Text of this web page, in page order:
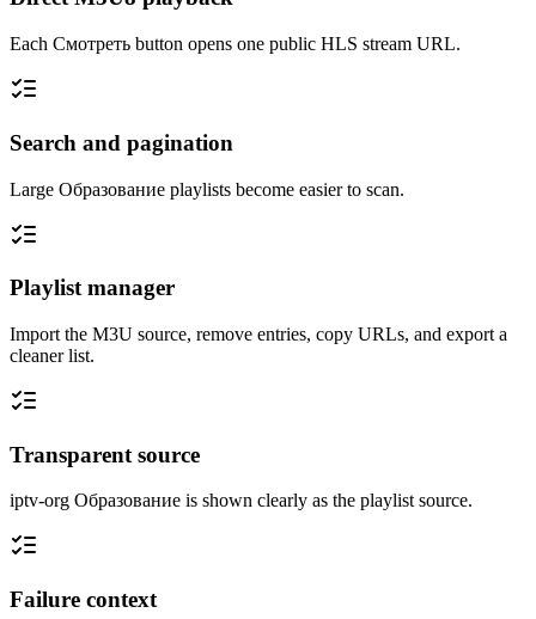
Each Смотреть button opens one public HLS stream URL.
Search and pagination
Large Образование playlists become easier to scan.
Playlist manager
Import the M3U source, remove entries, copy URLs, and export a
cleaner list.
Transparent source
iptv-org Образование is shown clearly as the playlist source.
Failure context